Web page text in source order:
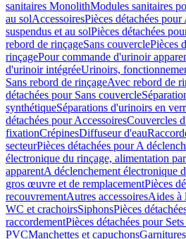
sanitaires MonolithModules sanitaires
au solAccessoiresPièces détachées pour
suspendus et au solPièces détachées
rebord de rinçageSans couverclePièces
rinçagePour commande d'urinoir
d'urinoir intégréeUrinoirs,
Sans rebord de rinçageAvec rebord de
détachées pour Sans couvercle
synthétiqueSéparations d'urinoirs en
détachées pour AccessoiresCouvercles
fixationCrépinesDiffuseur d'eau
secteurPièces détachées pour A
électronique du rinçage, alimentation
apparentA déclenchement électronique
gros œuvre et de remplacementPièces
recouvrementAutres accessoiresAides à
WC et crachoirsSiphonsPièces
raccordementPièces détachées pour
PVCManchettes et capuchons